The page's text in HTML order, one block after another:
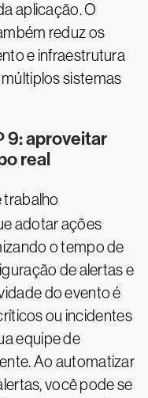
aplicação. O
reduz os
e infraestrutura
sistemas
9: aproveitar
real
trabalho
adotar ações
o tempo de
de alertas e
do evento é
ou incidentes
equipe de
Ao automatizar
você pode se